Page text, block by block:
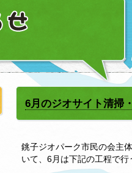
6月のジオサイト清掃
銚子ジオパーク市民の会主
いて、6月は下記の工程で行